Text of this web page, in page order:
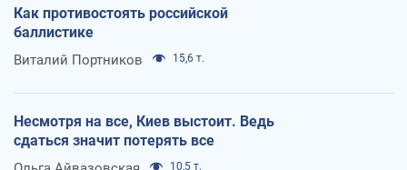
Как противостоять российской
баллистике
Виталий Портников 15,6 т.
Несмотря на все, Киев выстоит. Ведь
сдаться значит потерять все
10,5 т.